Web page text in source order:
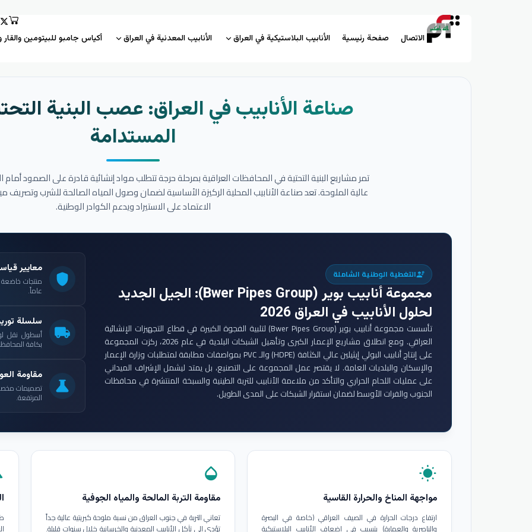
الاتصال صفحة رئيسية الأنابيب البلاستيكية في العراق الأنابيب المعدنية في العراق أكياس جامبو للبيتومين والقار
صناعة الأنابيب في العراق: عصب البنية
المستدامة
تمر مشاريع البنية التحتية في المحافظات العراقية بمرحلة حرجة تتطلب مواد إنشائية قادرة على الصمود أمام
عالية الملوحة. تعد صناعة الأنابيب المحلية الركيزة الأساسية لضمان وصول المياه الصالحة للشرب وتصريف
الاعتماد على الاستيراد ويدعم الكوادر الوطنية.
engineeringالتغطية الوطنية الشاملة
مجموعة أنابيب بوير (Bwer Pipes Group)
: الجيل الجديد
لحلول الأنابيب في العراق 2026
تأسست مجموعة أنابيب بوير (Bwer Pipes Group) لتلبية الفجوة الكبيرة في قطاع التجهيزات الإنشائية
العراقي. ومع انطلاق مشاريع الإعمار الكبرى وتأهيل الشبكات البلدية في عام 2026، ركزت المجموعة
على إنتاج أنابيب البولي إيثيلين عالي الكثافة (HDPE) والـ PVC بمواصفات مطابقة لمتطلبات وزارة الإعمار
والإسكان والبلديات العامة. لا يقتصر عمل المجموعة على التصنيع، بل يمتد ليشمل الإشراف الميداني
على عمليات اللحام الحراري والتأكد من ملاءمة الأنابيب للتربة الطينية والسبخة المنتشرة في محافظات
الجنوب والفرات الأوسط لضمان استقرار الشبكات على المدى الطويل.
shield
معايير
عاماً.
local_shipping
سلسلة
أسطول نقل
بكافة
science
مقاومة
تصميمات
المرتفعة.
wb_sunny
مواجهة المناخ والحرارة القاسية
ارتفاع درجات الحرارة في الصيف العراقي (خاصة في البصرة
والناصرية والعمارة) يتسبب في إضعاف الأنابيب البلاستيكية
opacity
مقاومة التربة المالحة والمياه الجوفية
تعاني التربة في جنوب العراق من نسبة ملوحة كبريتية عالية جداً
تؤدي إلى تآكل الأنابيب المعدنية والخرسانية خلال سنوات قليلة.